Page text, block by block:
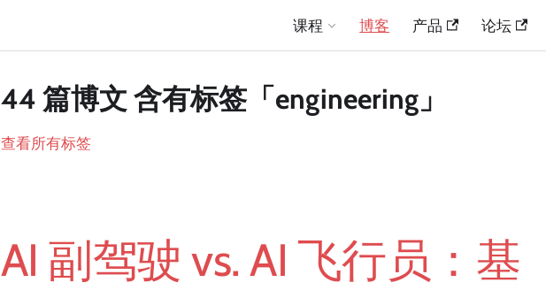
课程 博客 产品 论坛
44 篇博文 含有标签「engineering」
查看所有标签
AI 副驾驶 vs. AI 飞行员：基